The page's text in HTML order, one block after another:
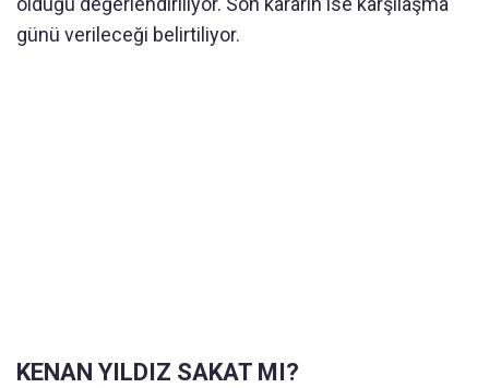
günü verileceği belirtiliyor.
KENAN YILDIZ SAKAT MI?